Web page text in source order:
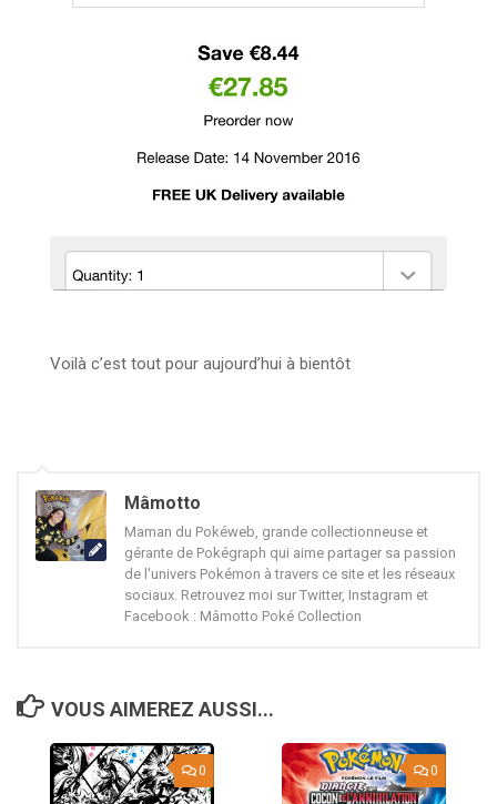
Voilà c’est tout pour aujourd’hui à bientôt
Mâmotto
Maman du Pokéweb, grande collectionneuse et
gérante de Pokégraph qui aime partager sa passion
de l'univers Pokémon à travers ce site et les réseaux
sociaux. Retrouvez moi sur Twitter, Instagram et
Facebook : Mâmotto Poké Collection
VOUS AIMEREZ AUSSI...
0 0